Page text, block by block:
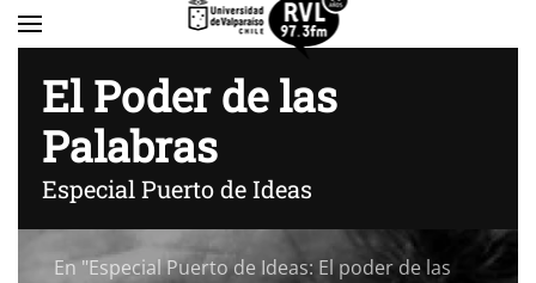
El Poder de las
Palabras
Especial Puerto de Ideas
Marcelo Porta
6/11/2025
En "Especial Puerto de Ideas: El poder de las